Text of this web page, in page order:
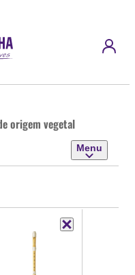
origem vegetal
Menu